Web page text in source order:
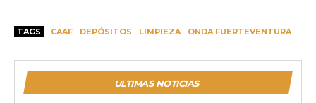
TAGS CAAF DEPÓSITOS LIMPIEZA ONDA FUERTEVENTURA
ULTIMAS NOTICIAS